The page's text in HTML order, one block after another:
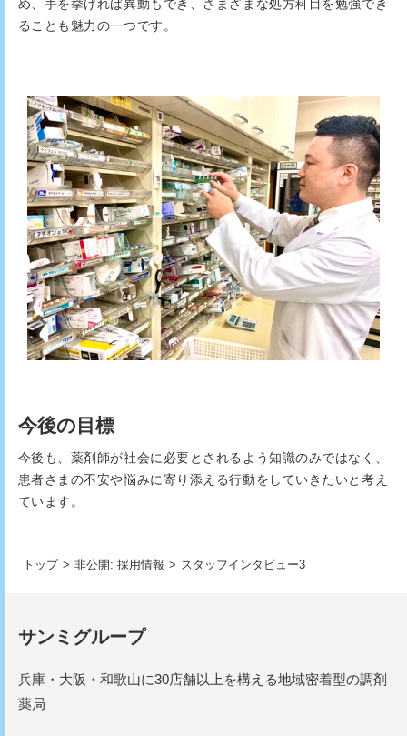
め、手を挙げれば異動もでき、さまざまな処方科目を勉強でき
ることも魅力の一つです。
今後の目標
今後も、薬剤師が社会に必要とされるよう知識のみではなく、
患者さまの不安や悩みに寄り添える行動をしていきたいと考え
ています。
トップ > 非公開: 採用情報 > スタッフインタビュー3
サンミグループ
兵庫・大阪・和歌山に30店舗以上を構える地域密着型の調剤
薬局